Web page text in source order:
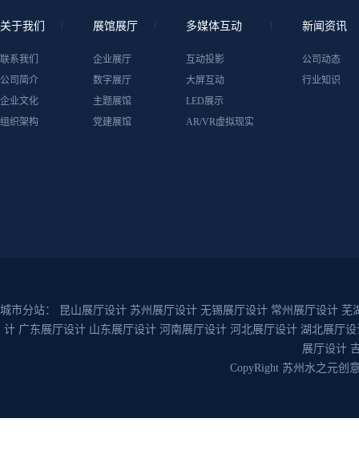
关于我们
联系我们
公司简介
企业文化
组织架构
展馆展厅
企业展厅
数字展厅
主题展馆
党建展馆
多媒体互动
互动投影
大屏互动
LED展示
AR/VR虚拟现实
新闻资讯
公司动态
行业知识
城市分站： 昆山展厅设计 苏州展厅设计 无锡展厅设计 常州展厅设计 芜
计 广东展厅设计 山东展厅设计 河南展厅设计 河北展厅设计 湖北展厅设
展厅设计
CopyRight 苏州水之元创